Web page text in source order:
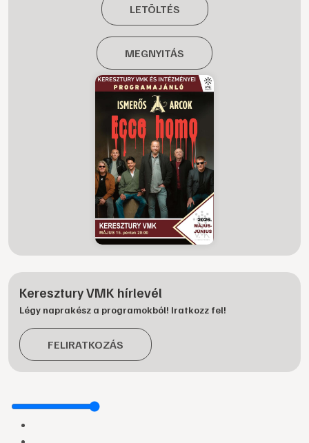
LETÖLTÉS
MEGNYITÁS
Keresztury VMK hírlevél
Légy naprakész a programokból! Iratkozz fel!
FELIRATKOZÁS